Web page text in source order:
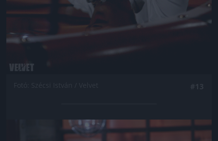
Jön még kép!